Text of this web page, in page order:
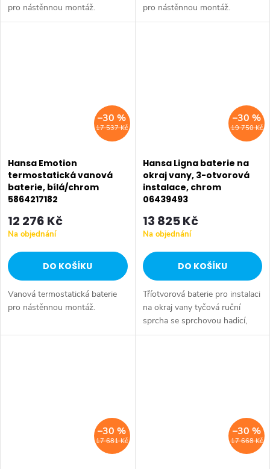
pro nástěnnou montáž.
pro nástěnnou montáž.
17 537 Kč
–30 %
Hansa Emotion
termostatická vanová
baterie, bílá/chrom
5864217182
12 276 Kč
Na objednání
DO KOŠÍKU
Vanová termostatická baterie
pro nástěnnou montáž.
19 750 Kč
–30 %
Hansa Ligna baterie na
okraj vany, 3-otvorová
instalace, chrom
06439493
13 825 Kč
Na objednání
DO KOŠÍKU
Tříotvorová baterie pro instalaci
na okraj vany tyčová ruční
sprcha se sprchovou hadicí,
délka 1750 mm rukojeť pro
17 681 Kč
–30 %
17 668 Kč
–30 %